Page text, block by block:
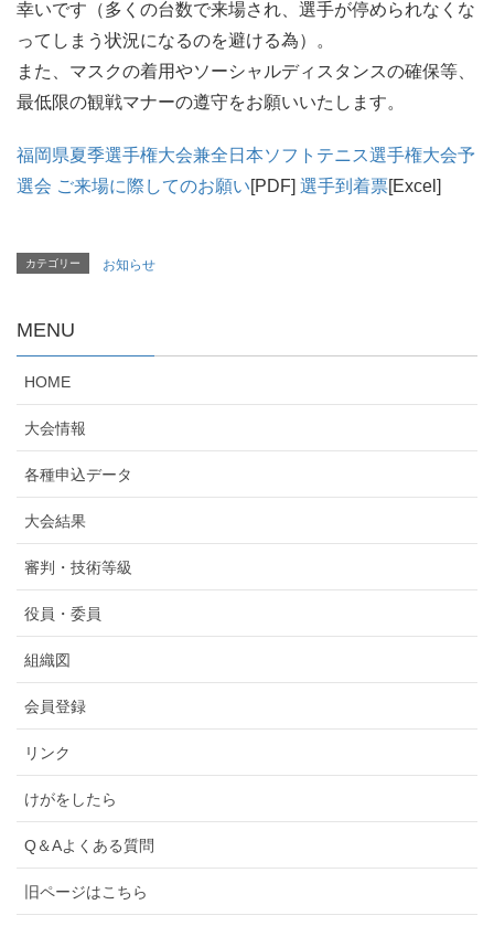
幸いです（多くの台数で来場され、選手が停められなくな
ってしまう状況になるのを避ける為）。
また、マスクの着用やソーシャルディスタンスの確保等、
最低限の観戦マナーの遵守をお願いいたします。
福岡県夏季選手権大会兼全日本ソフトテニス選手権大会予
選会 ご来場に際してのお願い[PDF] 選手到着票[Excel]
カテゴリー お知らせ
MENU
HOME
大会情報
各種申込データ
大会結果
審判・技術等級
役員・委員
組織図
会員登録
リンク
けがをしたら
Q＆Aよくある質問
旧ページはこちら